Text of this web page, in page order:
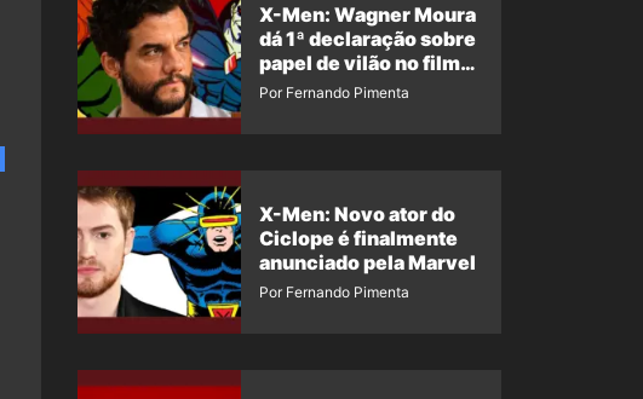
X-Men: Wagner Moura
dá 1ª declaração sobre
papel de vilão no filme
da Marvel
Por Fernando Pimenta
X-Men: Novo ator do
Ciclope é finalmente
anunciado pela Marvel
Por Fernando Pimenta